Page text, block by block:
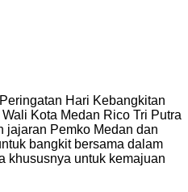
Hari Kebangkitan
Kota Medan Rico Tri Putra
jajaran Pemko Medan dan
bangkit bersama dalam
khususnya untuk kemajuan